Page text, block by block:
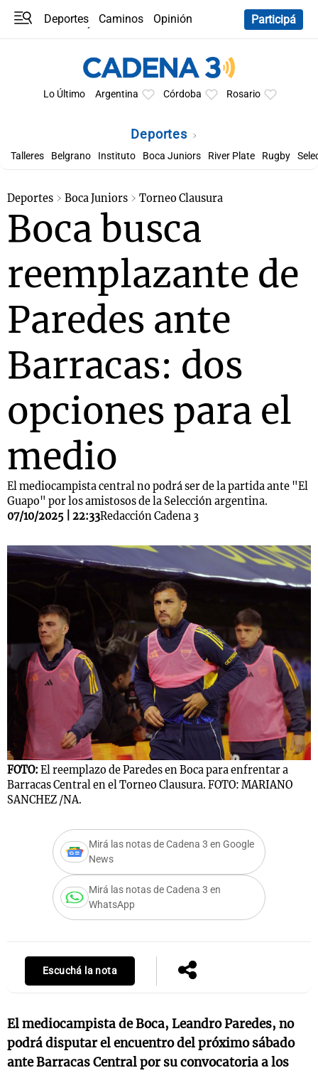
Deportes Caminos
Opinión
Participá
Lo Último Argentina Córdoba Rosario
Deportes
Talleres Belgrano Instituto Boca Juniors River Plate Rugby
Deportes Boca Juniors Torneo Clausura
Boca busca
reemplazante de
Paredes ante
Barracas: dos
opciones para el
medio
El mediocampista central no podrá ser de la partida ante "El
Guapo" por los amistosos de la Selección argentina.
07/10/2025 | 22:33Redacción Cadena 3
FOTO: El reemplazo de Paredes en Boca para enfrentar a
Barracas Central en el Torneo Clausura. FOTO: MARIANO
SANCHEZ /NA.
Mirá las notas de Cadena 3 en Google
News
Mirá las notas de Cadena 3 en
WhatsApp
Escuchá la nota
El mediocampista de Boca, Leandro Paredes, no
podrá disputar el encuentro del próximo sábado
ante Barracas Central por su convocatoria a los
Notas
Mundial 2026
Notas
La Sole en
Cadena 3